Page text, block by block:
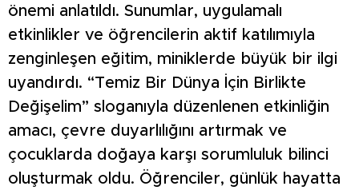
önemi anlatıldı. Sunumlar, uygulamalı
etkinlikler ve öğrencilerin aktif katılımıyla
zenginleşen eğitim, miniklerde büyük bir ilgi
uyandırdı. “Temiz Bir Dünya İçin Birlikte
Değişelim” sloganıyla düzenlenen etkinliğin
amacı, çevre duyarlılığını artırmak ve
çocuklarda doğaya karşı sorumluluk bilinci
oluşturmak oldu. Öğrenciler, günlük hayatta